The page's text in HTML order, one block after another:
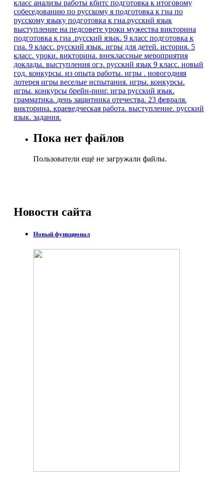
класс анализы работы кбитс подготовка к итоговому
собеседованию по русскому я подготовка к гиа по
русскому языку подготовка к гиа.русский язык
выступление на педсовете уроки мужества викторина
подготовка к гиа .русский язык. 9 класс подготовка к
гиа. 9 класс. русский язык. игры для детей. история. 5
класс. уроки. викторина. внеклассные мероприятия
доклады. выступления огэ. русский язык 9 класс. новый
год. конкурсы. из опыта работы. игры . новогодняя
лотерея игры веселые испытания. игры. конкурсы.
игры. конкурсы брейн-ринг. игра русский язык.
грамматика. день защитника отечества. 23 февраля.
викторина. краеведческая работа. выступление. русский
язык. задания.
Пока нет файлов
Пользователи ещё не загружали файлы.
Новости сайта
Новый функционал